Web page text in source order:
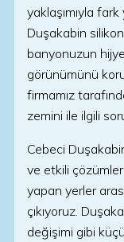
yaklaşımıyla
Duşakabin
banyonuzun
görünümünü
firmamız
zemini ile ilgili
Cebeci Duşakabin
ve etkili çözümler
yapan yerler
çıkıyoruz.
değişimi gibi